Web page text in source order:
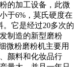
的加工设备，此微
于6%，莫氏硬度在
它是经过20多次的
制造的新型磨粉
微粉磨粉机主要用
颜料和化妆品行